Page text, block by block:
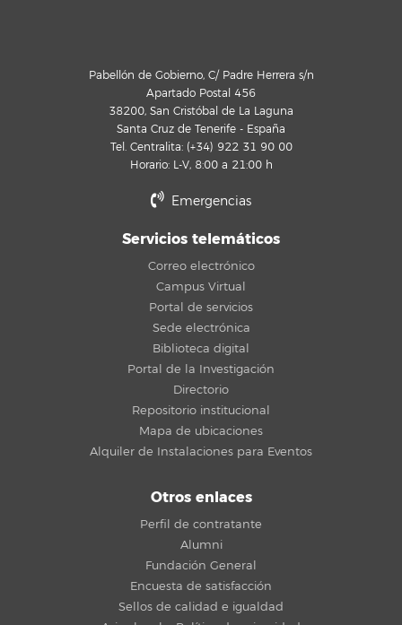
Pabellón de Gobierno, C/ Padre Herrera s/n
Apartado Postal 456
38200, San Cristóbal de La Laguna
Santa Cruz de Tenerife - España
Tel. Centralita: (+34) 922 31 90 00
Horario: L-V, 8:00 a 21:00 h
Emergencias
Servicios telemáticos
Correo electrónico
Campus Virtual
Portal de servicios
Sede electrónica
Biblioteca digital
Portal de la Investigación
Directorio
Repositorio institucional
Mapa de ubicaciones
Alquiler de Instalaciones para Eventos
Otros enlaces
Perfil de contratante
Alumni
Fundación General
Encuesta de satisfacción
Sellos de calidad e igualdad